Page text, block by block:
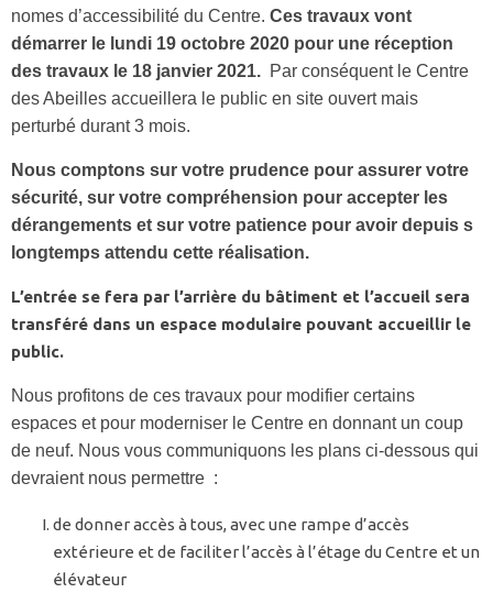
nomes d’accessibilité du Centre. Ces travaux vont
démarrer le lundi 19 octobre 2020 pour une réception
des travaux le 18 janvier 2021. Par conséquent le Centre
des Abeilles accueillera le public en site ouvert mais
perturbé durant 3 mois.
Nous comptons sur votre prudence pour assurer votre
sécurité, sur votre compréhension pour accepter les
dérangements et sur votre patience pour avoir depuis s
longtemps attendu cette réalisation.
L’entrée se fera par l’arrière du bâtiment et l’accueil sera
transféré dans un espace modulaire pouvant accueillir le
public.
Nous profitons de ces travaux pour modifier certains
espaces et pour moderniser le Centre en donnant un coup
de neuf. Nous vous communiquons les plans ci-dessous qui
devraient nous permettre :
de donner accès à tous, avec une rampe d’accès
extérieure et de faciliter l’accès à l’étage du Centre et un
élévateur